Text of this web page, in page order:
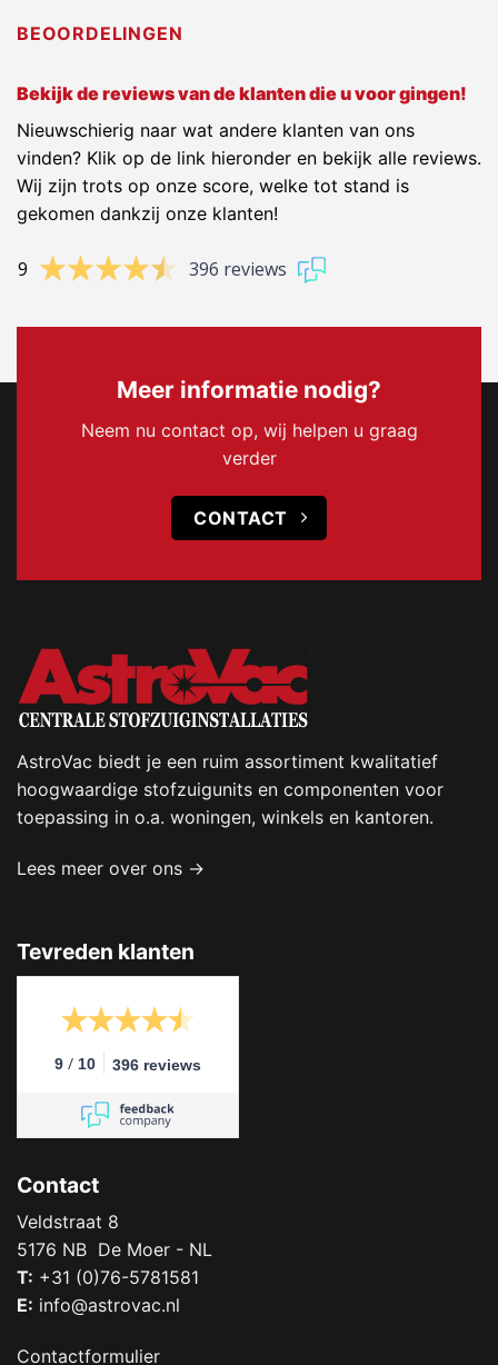
BEOORDELINGEN
Bekijk de reviews van de klanten die u voor gingen!
Nieuwschierig naar wat andere klanten van ons
vinden? Klik op de link hieronder en bekijk alle reviews.
Wij zijn trots op onze score, welke tot stand is
gekomen dankzij onze klanten!
9 396 reviews
Meer informatie nodig?
Neem nu contact op, wij helpen u graag
verder
CONTACT
AstroVac biedt je een ruim assortiment kwalitatief
hoogwaardige stofzuigunits en componenten voor
toepassing in o.a. woningen, winkels en kantoren.
Lees meer over ons →
Tevreden klanten
9 / 10 396 reviews
Contact
Veldstraat 8
5176 NB De Moer - NL
T: +31 (0)76-5781581
E: info@astrovac.nl
Contactformulier